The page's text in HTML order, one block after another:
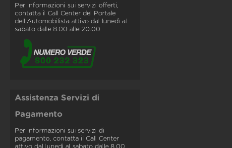
Per informazioni sui servizi offerti,
contatta il Call Center del Portale
dell'Automobilista attivo dal lunedì al
sabato dalle 8.00 alle 20.00
Assistenza Servizi di
Pagamento
Per informazioni sui servizi di
pagamento, contatta il Call Center